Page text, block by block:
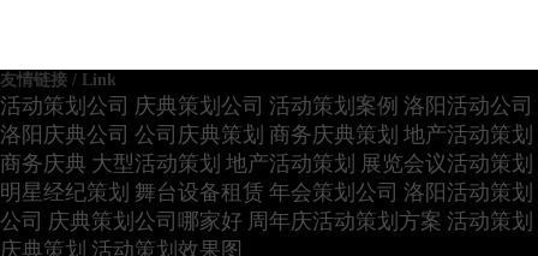
友情链接 / Link
活动策划公司 庆典策划公司 活动策划案例 洛阳活动公司
洛阳庆典公司 公司庆典策划 商务庆典策划 地产活动策划
商务庆典 大型活动策划 地产活动策划 展览会议活动策划
明星经纪策划 舞台设备租赁 年会策划公司 洛阳活动策划
公司 庆典策划公司哪家好 周年庆活动策划方案 活动策划
庆典策划 活动策划效果图